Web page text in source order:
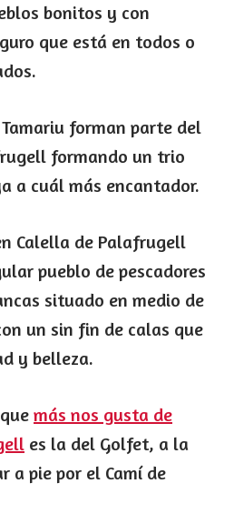
bonitos y con
que está en todos o
forman parte del
formando un trio
a cuál más encantador.
Calella de Palafrugell
pueblo de pescadores
situado en medio de
un sin fin de calas que
y belleza.
más nos gusta de
es la del Golfet, a la
a pie por el Camí de